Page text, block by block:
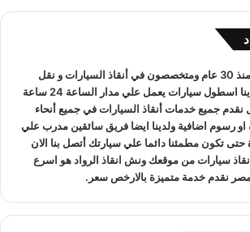
:
في أنقاذ السياراتو نقل
والمعدات ولدينا اسطول سيارات يعمل علي مدار الساعة 24 ساعة
نقدم جميع خدماتأنقاذ السياراتفي جميع أنحاء
او رسوم اضافية ولدينا ايضا فريق سائقين مدرب علي
تكون مطمئنا دائما علي سيارتك أتصل بنا الان
سياراتمن موقعك ونش انقاذ الرواد هو اسرع
نقدم خدمة متميزة بالارخص سعر.